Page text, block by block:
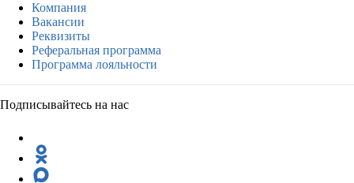
Компания
Вакансии
Реквизиты
Реферальная программа
Программа лояльности
Подписывайтесь на нас